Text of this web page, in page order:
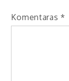
Komentaras *